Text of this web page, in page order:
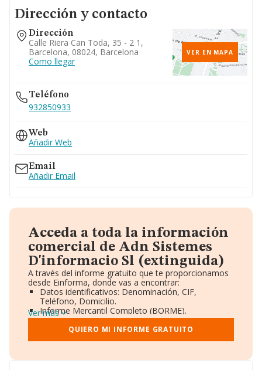
Dirección y contacto
Dirección
Calle Riera Can Toda, 35 - 2 1,
Barcelona, 08024, Barcelona
Como llegar
VER EN MAPA
Teléfono
932850933
Web
Añadir Web
Email
Añadir Email
Acceda a toda la información
comercial de Adn Sistemes
D'informacio Sl (extinguida)
A través del informe gratuito que te proporcionamos
desde Einforma, donde vas a encontrar:
Datos identificativos: Denominación, CIF,
Teléfono, Domicilio.
Informe Mercantil Completo (BORME).
Gráficos de Evolución Ventas y Empleados.
Consejo de Administración y Administradores.
Directivos y Ejecutivos.
Ver más
QUIERO MI INFORME GRATUITO